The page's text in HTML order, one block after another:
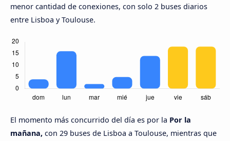
menor cantidad de conexiones, con solo 2 buses diarios
entre Lisboa y Toulouse.
El momento más concurrido del día es por la Por la
mañana, con 29 buses de Lisboa a Toulouse, mientras que